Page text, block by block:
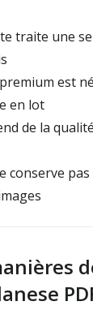
traite une
est
en lot
de la
conserve pas